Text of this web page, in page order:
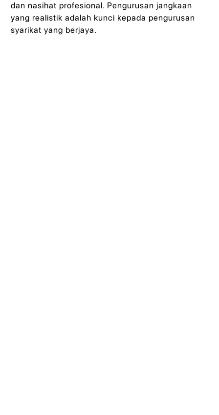
dan nasihat profesional. Pengurusan jangkaan
yang realistik adalah kunci kepada pengurusan
syarikat yang berjaya.